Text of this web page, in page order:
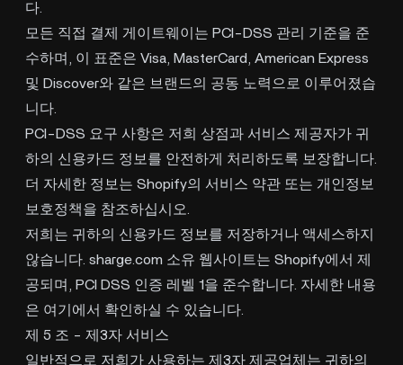
다.
모든 직접 결제 게이트웨이는 PCI-DSS 관리 기준을 준
수하며, 이 표준은 Visa, MasterCard, American Express
및 Discover와 같은 브랜드의 공동 노력으로 이루어졌습
니다.
PCI-DSS 요구 사항은 저희 상점과 서비스 제공자가 귀
하의 신용카드 정보를 안전하게 처리하도록 보장합니다.
더 자세한 정보는 Shopify의 서비스 약관 또는 개인정보
보호정책을 참조하십시오.
저희는 귀하의 신용카드 정보를 저장하거나 액세스하지
않습니다. sharge.com 소유 웹사이트는 Shopify에서 제
공되며, PCI DSS 인증 레벨 1을 준수합니다. 자세한 내용
은 여기에서 확인하실 수 있습니다.
제 5 조 - 제3자 서비스
일반적으로 저희가 사용하는 제3자 제공업체는 귀하의